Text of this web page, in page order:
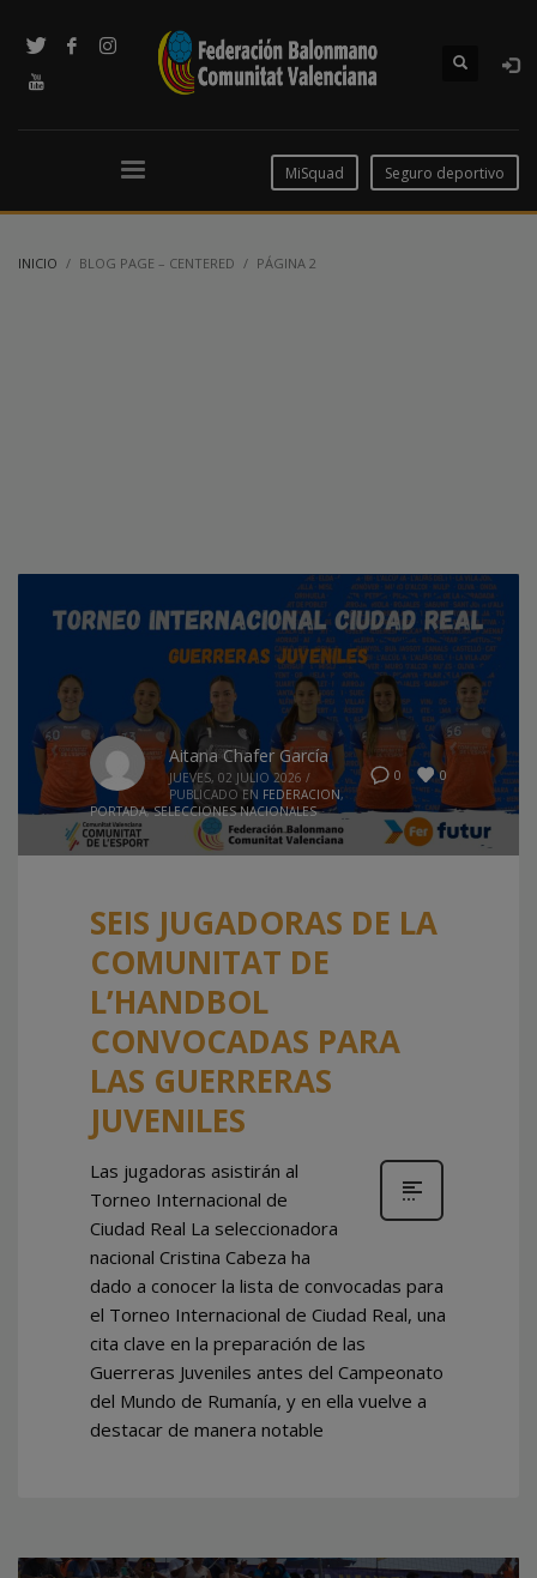
MiSquad Seguro deportivo
INICIO BLOG PAGE – CENTERED PÁGINA 2
0 0
Aitana Chafer García
JUEVES, 02 JULIO 2026 /
PUBLICADO EN FEDERACION,
PORTADA,SELECCIONES NACIONALES
SEIS JUGADORAS DE LA
COMUNITAT DE
L’HANDBOL
CONVOCADAS PARA
LAS GUERRERAS
JUVENILES
Las jugadoras asistirán al
Torneo Internacional de
Ciudad Real La seleccionadora
nacional Cristina Cabeza ha
dado a conocer la lista de convocadas para
el Torneo Internacional de Ciudad Real, una
cita clave en la preparación de las
Guerreras Juveniles antes del Campeonato
del Mundo de Rumanía, y en ella vuelve a
destacar de manera notable